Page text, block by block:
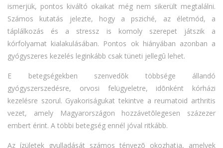
ismerjük, pontos kiváltó okaikat még nem sikerült megtalálni.
Számos kutatás jelezte, hogy a psziché, az életmód, a
táplálkozás és a stressz is komoly szerepet játszik a
kórfolyamat kialakulásában. Pontos ok hiányában azonban a
gyógyszeres kezelés leginkább csak tüneti jellegû lehet.
E betegségekben szenvedõk többsége állandó
gyógyszerszedésre, orvosi felügyeletre, idõnként kórházi
kezelésre szorul. Gyakoriságukat tekintve a reumatoid arthritis
vezet, amely Magyarországon hozzávetõlegesen százezer
embert érint. A többi betegség ennél jóval ritkább.
Az ízületek gyulladását számos tényezõ okozhatja, amelyek